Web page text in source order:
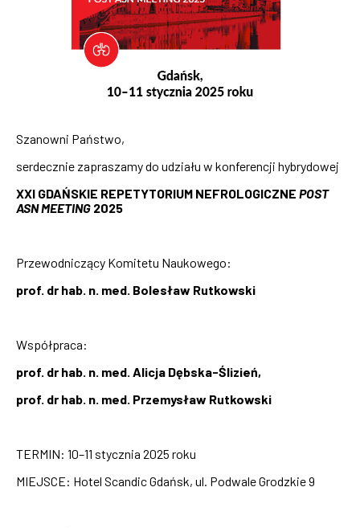
Szanowni Państwo,
serdecznie zapraszamy do udziału w konferencji hybrydowej
XXI GDAŃSKIE REPETYTORIUM NEFROLOGICZNE POST
ASN MEETING 2025
Przewodniczący Komitetu Naukowego:
prof. dr hab. n. med. Bolesław Rutkowski
Współpraca:
prof. dr hab. n. med. Alicja Dębska-Ślizień,
prof. dr hab. n. med. Przemysław Rutkowski
TERMIN: 10–11 stycznia 2025 roku
MIEJSCE: Hotel Scandic Gdańsk, ul. Podwale Grodzkie 9